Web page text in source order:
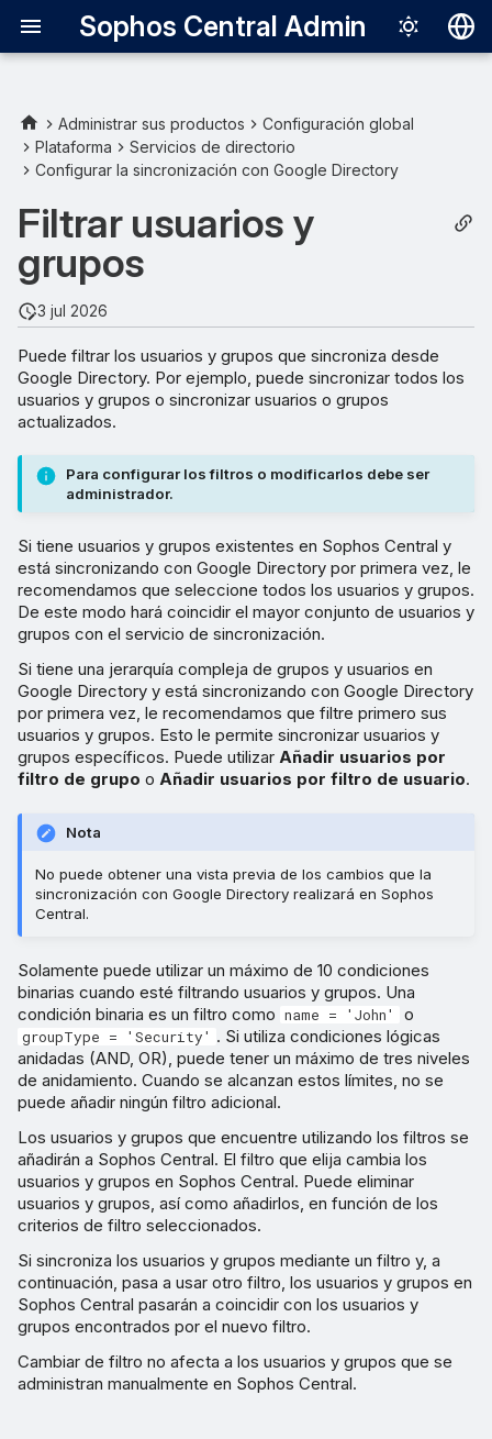
Sophos Central Admin
English
Português
中文（繁體）
Todos los usuarios y grupos
Añadir usuarios por filtro de
grupo
Añadir usuarios por filtro de
usuario
Administrar sus productos
Configuración global
Plataforma
Servicios de directorio
Configurar la sincronización con Google Directory
Filtrar usuarios y
grupos
3 jul 2026
Puede filtrar los usuarios y grupos que sincroniza desde
Google Directory. Por ejemplo, puede sincronizar todos los
usuarios y grupos o sincronizar usuarios o grupos
actualizados.
Para configurar los filtros o modificarlos debe ser
administrador.
Si tiene usuarios y grupos existentes en Sophos Central y
está sincronizando con Google Directory por primera vez, le
recomendamos que seleccione todos los usuarios y grupos.
De este modo hará coincidir el mayor conjunto de usuarios y
grupos con el servicio de sincronización.
Si tiene una jerarquía compleja de grupos y usuarios en
Google Directory y está sincronizando con Google Directory
por primera vez, le recomendamos que filtre primero sus
usuarios y grupos. Esto le permite sincronizar usuarios y
grupos específicos. Puede utilizar Añadir usuarios por
filtro de grupo o Añadir usuarios por filtro de usuario.
Nota
No puede obtener una vista previa de los cambios que la
sincronización con Google Directory realizará en Sophos
Central.
Solamente puede utilizar un máximo de 10 condiciones
binarias cuando esté filtrando usuarios y grupos. Una
condición binaria es un filtro como name = 'John' o
groupType = 'Security' . Si utiliza condiciones lógicas
anidadas (AND, OR), puede tener un máximo de tres niveles
de anidamiento. Cuando se alcanzan estos límites, no se
puede añadir ningún filtro adicional.
Los usuarios y grupos que encuentre utilizando los filtros se
añadirán a Sophos Central. El filtro que elija cambia los
usuarios y grupos en Sophos Central. Puede eliminar
usuarios y grupos, así como añadirlos, en función de los
criterios de filtro seleccionados.
Si sincroniza los usuarios y grupos mediante un filtro y, a
continuación, pasa a usar otro filtro, los usuarios y grupos en
Sophos Central pasarán a coincidir con los usuarios y
grupos encontrados por el nuevo filtro.
Cambiar de filtro no afecta a los usuarios y grupos que se
administran manualmente en Sophos Central.